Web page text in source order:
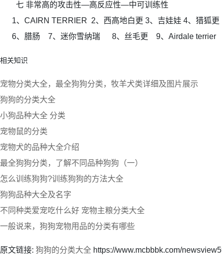
七 非常高的攻击性—高反应性—中可训练性
1、CAIRN TERRIER 2、西高地白更 3、吉娃娃 4、猎狐
6、腊肠 7、迷你雪纳瑞 8、丝毛更 9、Airdale terrier
相关知识
宠物分类大全，最全狗狗分类，牧羊犬类详细及图片展示
狗狗的分类大全
小狗品种大全 分类
宠物鼠的分类
宠物犬的品种大全介绍
最全狗狗分类，了解不同品种狗狗（一）
怎么训练狗狗?训练狗狗的方法大全
狗狗品种大全及名字
不同种类爱宠吃什么好 宠物主粮分类大全
一般说来，狗狗宠物用品的分类有哪些
原文链接: 狗狗的分类大全 https://www.mcbbbk.com/